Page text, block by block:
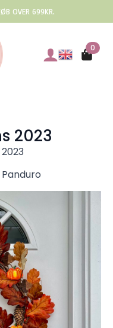
OVER 699KR.
0
2023